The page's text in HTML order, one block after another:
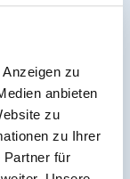
zu
anbieten
zu
zu Ihrer
Partner für
kann es zu
dauert nun
bis15.08.).